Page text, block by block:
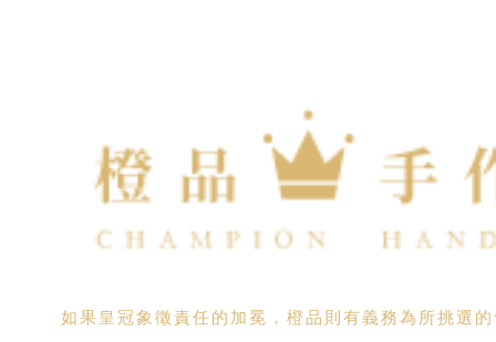
如果皇冠象徵責任的加冕，橙品則有義務為所挑選